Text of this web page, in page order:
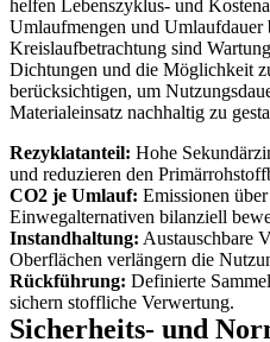
helfen Lebenszyklus- und
Umlaufmengen und Umlaufdauer
Kreislaufbetrachtung sind
Dichtungen und die Möglichkeit
berücksichtigen, um
Materialeinsatz nachhaltig zu
Rezyklatanteil: Hohe
und reduzieren den
CO2 je Umlauf: Emissionen
Einwegalternativen bilanziell
Instandhaltung: Austauschbare
Oberflächen verlängern die
Rückführung: Definierte
sichern stoffliche Verwertung.
Sicherheits- und